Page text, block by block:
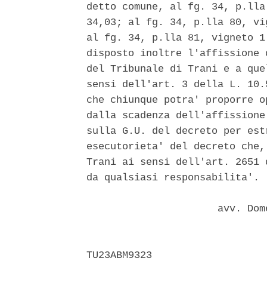
detto comune, al fg. 34,
34,03; al fg. 34, p.lla 80,
al fg. 34, p.lla 81, vigneto 1
disposto inoltre
del Tribunale di Trani e a
sensi dell'art. 3 della L.
che chiunque potra'
dalla scadenza
sulla G.U. del decreto per
esecutorieta' del decreto
Trani ai sensi dell'art. 2651
da qualsiasi responsabilita'.
avv.